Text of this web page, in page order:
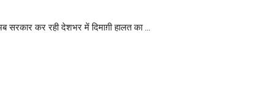
सरकार कर रही देशभर में दिमाग़ी हालत का ...